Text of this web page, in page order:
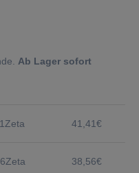
Ab Lager sofort
41,41€
38,56€